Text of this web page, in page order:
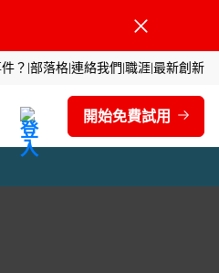
？ 部落格連絡我們 職涯最新創新
開始免費試用